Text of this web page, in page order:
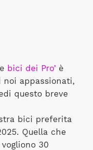
bici dei Pro’è
appassionati,
questo breve
bici preferita
Quella che
30